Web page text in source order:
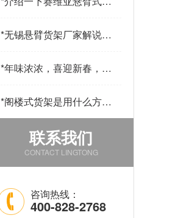
*无锡悬臂货架厂家解说悬
*年味浓浓，喜迎新春，公
*阁楼式货架是用什么方法
改善仓库中的环境的
联系我们
CONTACT LINGTONG
咨询热线：
400-828-2768